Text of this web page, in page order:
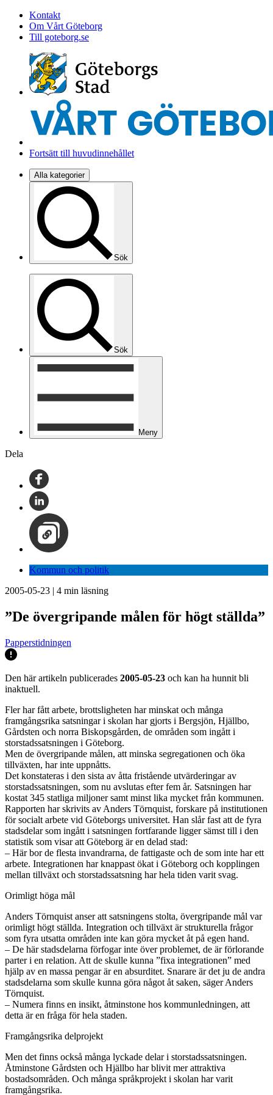
Kontakt
Om Vårt Göteborg
Till goteborg.se
Fortsätt till huvudinnehållet
Alla kategorier
Sök
Sök
Meny
Dela
Kommun och politik
2005-05-23 | 4 min läsning
”De övergripande målen för högt ställda”
Papperstidningen
Den här artikeln publicerades 2005-05-23 och kan ha hunnit bli
inaktuell.
Fler har fått arbete, brottsligheten har minskat och många
framgångsrika satsningar i skolan har gjorts i Bergsjön, Hjällbo,
Gårdsten och norra Biskopsgården, de områden som ingått i
storstadssatsningen i Göteborg.
Men de övergripande målen, att minska segregationen och öka
tillväxten, har inte uppnåtts.
Det konstateras i den sista av åtta fristående utvärderingar av
storstadssatsningen, som nu avslutas efter fem år. Satsningen har
kostat 345 statliga miljoner samt minst lika mycket från kommunen.
Rapporten har skrivits av Anders Törnquist, forskare på institutionen
för socialt arbete vid Göteborgs universitet. Han slår fast att de fyra
stadsdelar som ingått i satsningen fortfarande ligger sämst till i den
statistik som visar att Göteborg är en delad stad:
– Här bor de flesta invandrarna, de fattigaste och de som inte har ett
arbete. Integrationen har knappast ökat i Göteborg och kopplingen
mellan tillväxt och storstadssatsning har hela tiden varit svag.
Orimligt höga mål
Anders Törnquist anser att satsningens stolta, övergripande mål var
orimligt högt ställda. Integration och tillväxt är strukturella frågor
som fyra utsatta områden inte kan göra mycket åt på egen hand.
– De här stadsdelarna förfogar inte över problemet, de är förlorande
parter i en relation. Att de skulle kunna ”fixa integrationen” med
hjälp av en massa pengar är en absurditet. Snarare är det ju de andra
stadsdelarna som skulle kunna göra något åt saken, säger Anders
Törnquist.
– Numera finns en insikt, åtminstone hos kommunledningen, att
detta är en fråga för hela staden.
Framgångsrika delprojekt
Men det finns också många lyckade delar i storstadssatsningen.
Åtminstone Gårdsten och Hjällbo har blivit mer attraktiva
bostadsområden. Och många språkprojekt i skolan har varit
framgångsrika.